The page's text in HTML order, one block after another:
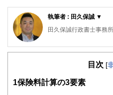
執筆者 : 田久保誠 ▼
田久保誠行政書士事務
CFP®、1級ファイナン
知的財産管理技能士、
行政書士生活相談セン
目次 [
1保険料計算の3要素